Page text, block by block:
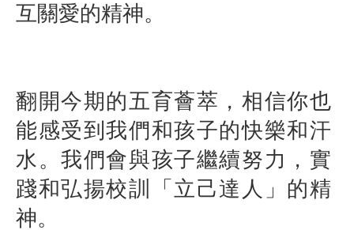
互關愛的精神。
翻開今期的五育薈萃，相信你也
能感受到我們和孩子的快樂和汗
水。我們會與孩子繼續努力，實
踐和弘揚校訓「立己達人」的精
神。